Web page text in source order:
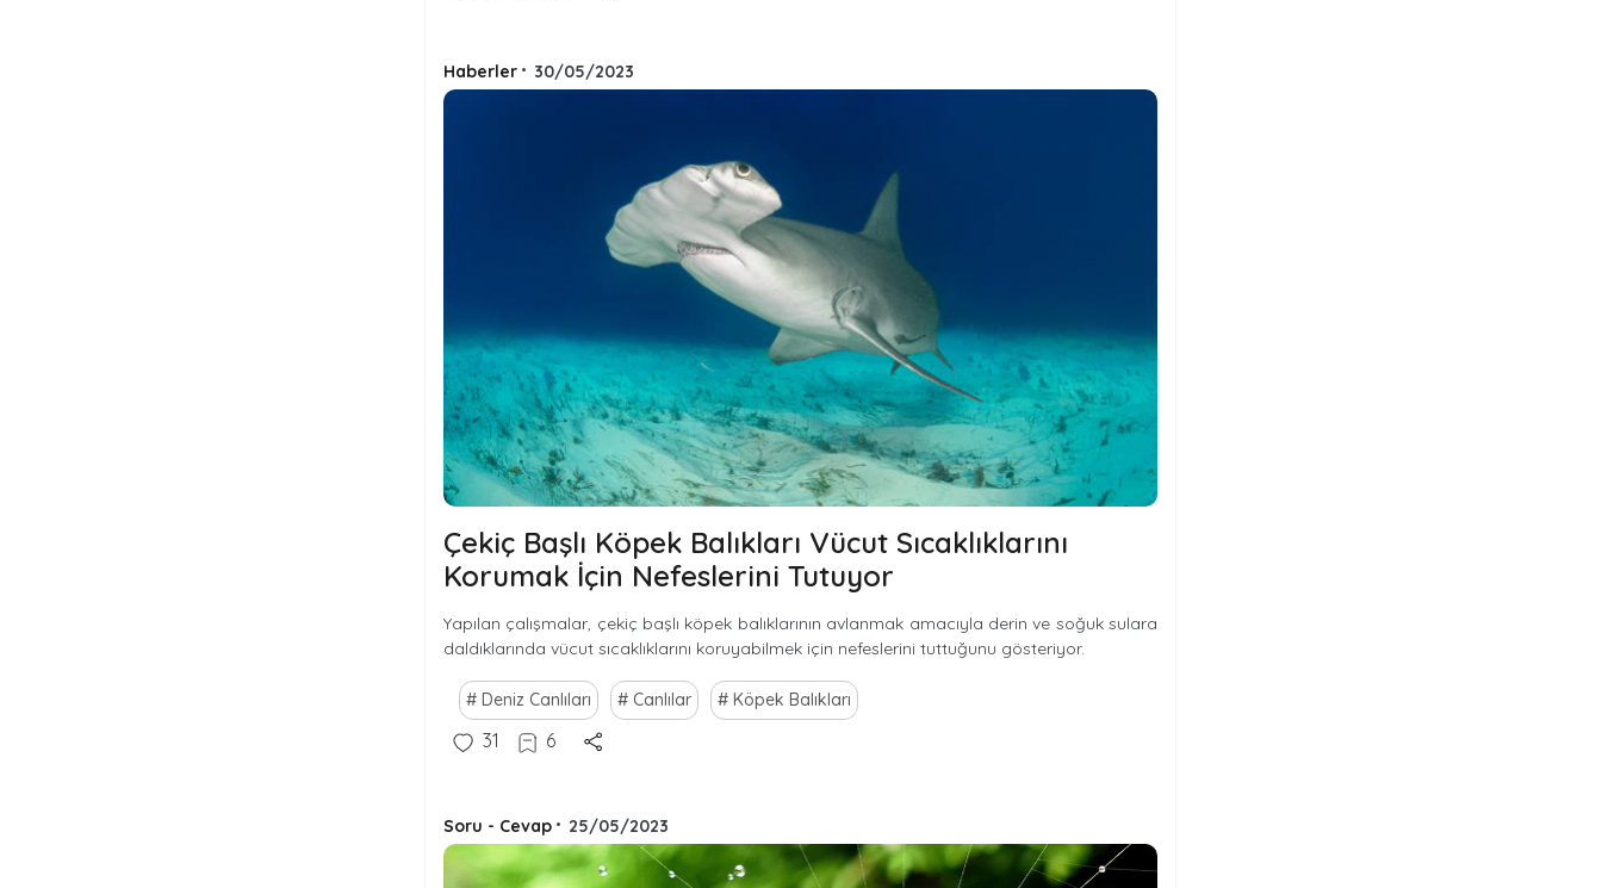
Haberler • 30/05/2023
Çekiç Başlı Köpek Balıkları Vücut Sıcaklıklarını
Korumak İçin Nefeslerini Tutuyor
Yapılan çalışmalar, çekiç başlı köpek balıklarının avlanmak amacıyla derin ve soğuk sulara
daldıklarında vücut sıcaklıklarını koruyabilmek için nefeslerini tuttuğunu gösteriyor.
Deniz Canlıları Canlılar Köpek Balıkları
31 6
Soru - Cevap • 25/05/2023